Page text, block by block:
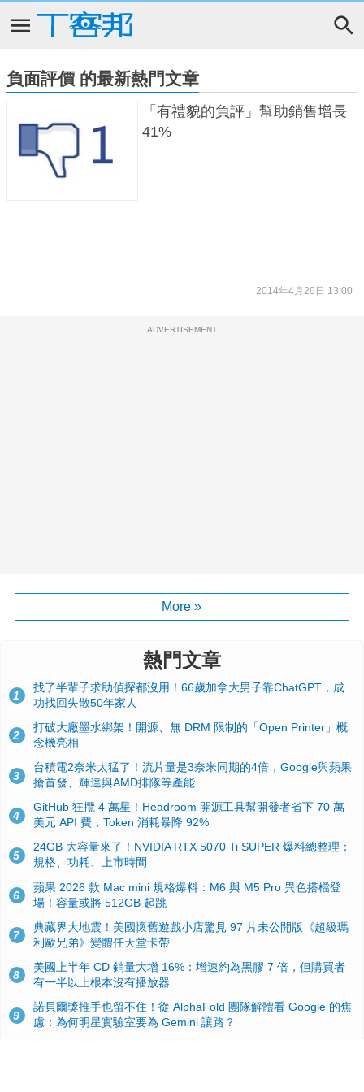
負面評價 的最新熱門文章
「有禮貌的負評」幫助銷售增長
41%
2014年4月20日 13:00
ADVERTISEMENT
More »
熱門文章
1
找了半輩子求助偵探都沒用！66歲加拿大男子靠ChatGPT，成
功找回失散50年家人
2
打破大廠墨水綁架！開源、無 DRM 限制的「Open Printer」概
念機亮相
3
台積電2奈米太猛了！流片量是3奈米同期的4倍，Google與蘋果
搶首發、輝達與AMD排隊等產能
4
GitHub 狂攬 4 萬星！Headroom 開源工具幫開發者省下 70 萬
美元 API 費，Token 消耗暴降 92%
5
24GB 大容量來了！NVIDIA RTX 5070 Ti SUPER 爆料總整理：
規格、功耗、上市時間
6
蘋果 2026 款 Mac mini 規格爆料：M6 與 M5 Pro 異色搭檔登
場！容量或將 512GB 起跳
7
典藏界大地震！美國懷舊遊戲小店驚見 97 片未公開版《超級瑪
利歐兄弟》變體任天堂卡帶
8
美國上半年 CD 銷量大增 16%：增速約為黑膠 7 倍，但購買者
有一半以上根本沒有播放器
9
諾貝爾獎推手也留不住！從 AlphaFold 團隊解體看 Google 的焦
慮：為何明星實驗室要為 Gemini 讓路？